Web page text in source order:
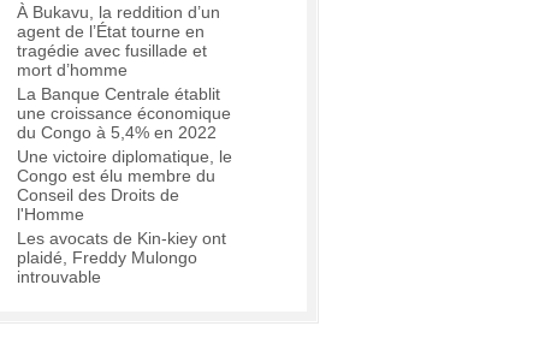
À Bukavu, la reddition d’un
agent de l’État tourne en
tragédie avec fusillade et
mort d’homme
La Banque Centrale établit
une croissance économique
du Congo à 5,4% en 2022
Une victoire diplomatique, le
Congo est élu membre du
Conseil des Droits de
l'Homme
Les avocats de Kin-kiey ont
plaidé, Freddy Mulongo
introuvable